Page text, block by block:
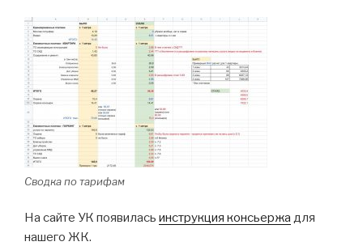
Сводка по тарифам
На сайте УК появилась инструкция консьержа для
нашего ЖК.